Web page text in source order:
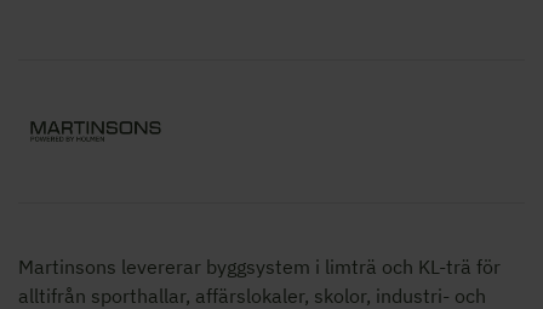
Martinsons levererar byggsystem i limträ och KL-trä för
alltifrån sporthallar, affärslokaler, skolor, industri- och